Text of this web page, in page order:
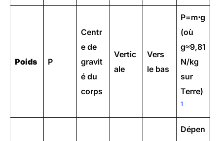
Poids P
Centr
e de
gravit
é du
corps
Vertic
ale
Vers
le bas
P=m⋅g
(où
g≈9,81
N/kg
sur
Terre)
1
Dépen